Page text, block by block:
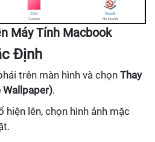
Máy Tính Macbook
Định
trên màn hình và chọn Thay
Wallpaper).
hiện lên, chọn hình ảnh mặc